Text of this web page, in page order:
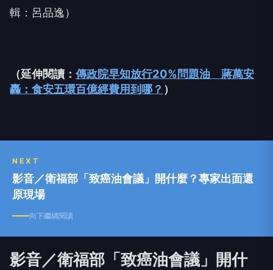
輯：呂品逸）
（延伸閱讀：傳政院早知放行20%問題油 蔣萬安
轟：食安五環百億經費用到哪？ ）
NEXT
影音／衛福部「致癌油會議」開什麼？專家出面還
原現場
向下繼續閱讀
影音／衛福部「致癌油會議」開什